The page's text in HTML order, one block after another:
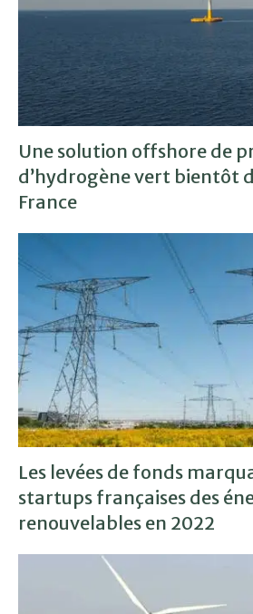
Une solution offshore de
d’hydrogène vert bientôt
France
Les levées de fonds
startups françaises des
renouvelables en 2022